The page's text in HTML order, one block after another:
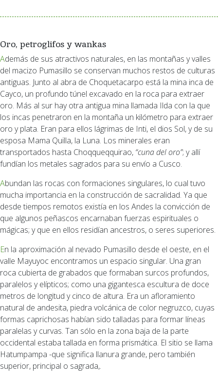
Oro, petroglifos y wankas
Además de sus atractivos naturales, en las montañas y valles
del macizo Pumasillo se conservan muchos restos de culturas
antiguas. Junto al abra de Choquetacarpo está la mina inca de
Cayco, un profundo túnel excavado en la roca para extraer
oro. Más al sur hay otra antigua mina llamada Ilda con la que
los incas penetraron en la montaña un kilómetro para extraer
oro y plata. Eran para ellos lágrimas de Inti, el dios Sol, y de su
esposa Mama Quilla, la Luna. Los minerales eran
transportados hasta Choqqueqquirao, “cuna del oro”; y allí
fundían los metales sagrados para su envío a Cusco.
Abundan las rocas con formaciones singulares, lo cual tuvo
mucha importancia en la construcción de sacralidad. Ya que
desde tiempos remotos existía en los Andes la convicción de
que algunos peñascos encarnaban fuerzas espirituales o
mágicas; y que en ellos residían ancestros, o seres superiores.
En la aproximación al nevado Pumasillo desde el oeste, en el
valle Mayuyoc encontramos un espacio singular. Una gran
roca cubierta de grabados que formaban surcos profundos,
paralelos y elípticos; como una gigantesca escultura de doce
metros de longitud y cinco de altura. Era un afloramiento
natural de andesita, piedra volcánica de color negruzco, cuyas
formas caprichosas habían sido talladas para formar líneas
paralelas y curvas. Tan sólo en la zona baja de la parte
occidental estaba tallada en forma prismática. El sitio se llama
Hatumpampa ­-que significa llanura grande, pero también
superior, principal o sagrada,.